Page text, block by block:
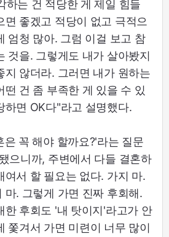
하는 건 적당한 게 제일 힘들
면 좋겠고 적당이 없고 극적으
엄청 많아. 그럼 이걸 보고 참
것을. 그렇게도 내가 살아봤지
지 않더라. 그러면 내가 원하는
떤 건 좀 부족한 게 있을 수 있
하면 OK다"라고 설명했다.
은 꼭 해야 할까요?'라는 질문
으니까, 주변에서 다들 결혼하
여서 할 필요는 없다. 가지 마.
마. 그렇게 가면 진짜 후회해.
한 후회도 '내 탓이지'라고가 안
쫓겨서 가면 미련이 너무 많이